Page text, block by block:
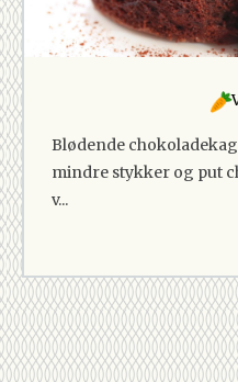
Blødende
mindre stykker og put
v...